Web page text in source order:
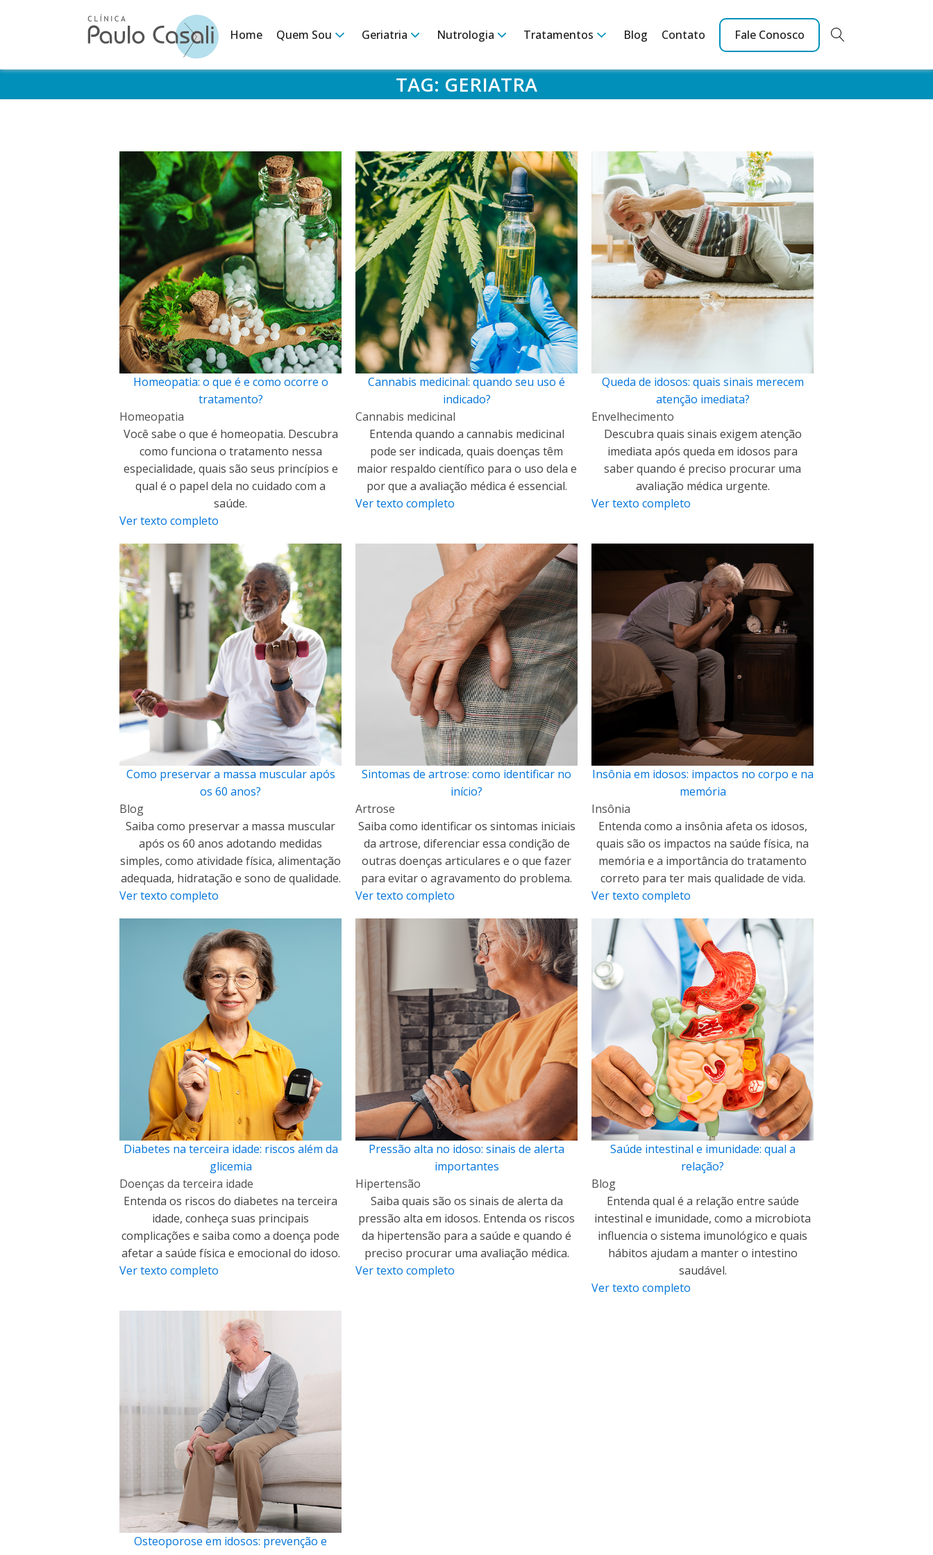
Home Quem Sou Geriatria Nutrologia Tratamentos Blog Contato Fale Conosco
TAG: GERIATRA
Homeopatia: o que é e como ocorre o
tratamento?
Homeopatia
Você sabe o que é homeopatia. Descubra
como funciona o tratamento nessa
especialidade, quais são seus princípios e
qual é o papel dela no cuidado com a
saúde.
Ver texto completo
Cannabis medicinal: quando seu uso é
indicado?
Cannabis medicinal
Entenda quando a cannabis medicinal
pode ser indicada, quais doenças têm
maior respaldo científico para o uso dela e
por que a avaliação médica é essencial.
Ver texto completo
Queda de idosos: quais sinais merecem
atenção imediata?
Envelhecimento
Descubra quais sinais exigem atenção
imediata após queda em idosos para
saber quando é preciso procurar uma
avaliação médica urgente.
Ver texto completo
Como preservar a massa muscular após
os 60 anos?
Blog
Saiba como preservar a massa muscular
após os 60 anos adotando medidas
simples, como atividade física, alimentação
adequada, hidratação e sono de qualidade.
Ver texto completo
Sintomas de artrose: como identificar no
início?
Artrose
Saiba como identificar os sintomas iniciais
da artrose, diferenciar essa condição de
outras doenças articulares e o que fazer
para evitar o agravamento do problema.
Ver texto completo
Insônia em idosos: impactos no corpo e na
memória
Insônia
Entenda como a insônia afeta os idosos,
quais são os impactos na saúde física, na
memória e a importância do tratamento
correto para ter mais qualidade de vida.
Ver texto completo
Diabetes na terceira idade: riscos além da
glicemia
Doenças da terceira idade
Entenda os riscos do diabetes na terceira
idade, conheça suas principais
complicações e saiba como a doença pode
afetar a saúde física e emocional do idoso.
Ver texto completo
Pressão alta no idoso: sinais de alerta
importantes
Hipertensão
Saiba quais são os sinais de alerta da
pressão alta em idosos. Entenda os riscos
da hipertensão para a saúde e quando é
preciso procurar uma avaliação médica.
Ver texto completo
Saúde intestinal e imunidade: qual a
relação?
Blog
Entenda qual é a relação entre saúde
intestinal e imunidade, como a microbiota
influencia o sistema imunológico e quais
hábitos ajudam a manter o intestino
saudável.
Ver texto completo
Osteoporose em idosos: prevenção e